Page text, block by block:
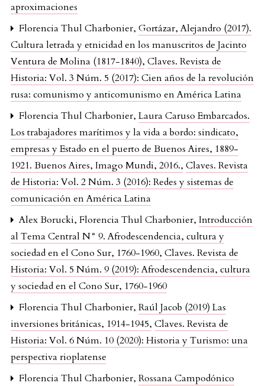
aproximaciones
Florencia Thul Charbonier, Gortázar, Alejandro (2017).
Cultura letrada y etnicidad en los manuscritos de Jacinto
Ventura de Molina (1817-1840), Claves. Revista de
Historia: Vol. 3 Núm. 5 (2017): Cien años de la revolución
rusa: comunismo y anticomunismo en América Latina
Florencia Thul Charbonier, Laura Caruso Embarcados.
Los trabajadores marítimos y la vida a bordo: sindicato,
empresas y Estado en el puerto de Buenos Aires, 1889-
1921. Buenos Aires, Imago Mundi, 2016., Claves. Revista
de Historia: Vol. 2 Núm. 3 (2016): Redes y sistemas de
comunicación en América Latina
Alex Borucki, Florencia Thul Charbonier, Introducción
al Tema Central N° 9. Afrodescendencia, cultura y
sociedad en el Cono Sur, 1760-1960, Claves. Revista de
Historia: Vol. 5 Núm. 9 (2019): Afrodescendencia, cultura
y sociedad en el Cono Sur, 1760-1960
Florencia Thul Charbonier, Raúl Jacob (2019) Las
inversiones británicas, 1914-1945, Claves. Revista de
Historia: Vol. 6 Núm. 10 (2020): Historia y Turismo: una
perspectiva rioplatense
Florencia Thul Charbonier, Rossana Campodónico